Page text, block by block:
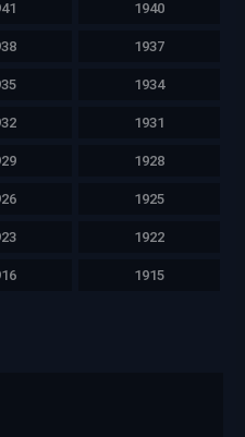
1940
1937
1934
1931
1928
1925
1922
1915